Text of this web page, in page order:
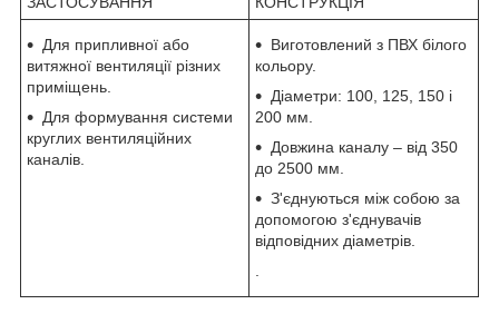
Для припливної або
витяжної вентиляції різних
приміщень.
Для формування системи
круглих вентиляційних
каналів.
Виготовлений з ПВХ білого
кольору.
Діаметри: 100, 125, 150 і
200 мм.
Довжина каналу – від 350
до 2500 мм.
З'єднуються між собою за
допомогою з'єднувачів
відповідних діаметрів.